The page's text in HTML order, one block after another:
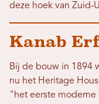
deze hoek van Zuid-
Kanab
Bij de bouw in 1894
nu het Heritage
"het eerste moderne